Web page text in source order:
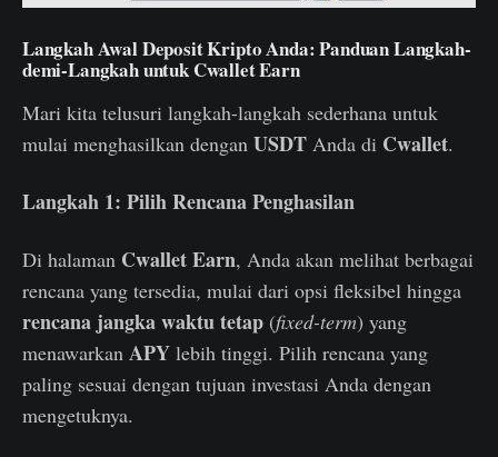
Langkah Awal Deposit Kripto Anda: Panduan Langkah-
demi-Langkah untuk Cwallet Earn
Mari kita telusuri langkah-langkah sederhana untuk
mulai menghasilkan dengan USDT Anda di Cwallet.
Langkah 1: Pilih Rencana Penghasilan
Di halaman Cwallet Earn, Anda akan melihat berbagai
rencana yang tersedia, mulai dari opsi fleksibel hingga
rencana jangka waktu tetap (fixed-term) yang
menawarkan APY lebih tinggi. Pilih rencana yang
paling sesuai dengan tujuan investasi Anda dengan
mengetuknya.